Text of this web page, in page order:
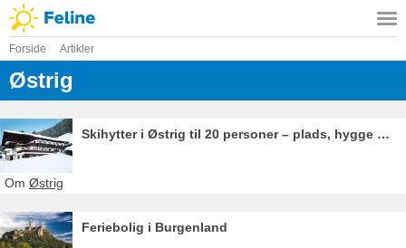
Forside Artikler
Østrig
Skihytter i Østrig til 20 personer – plads, hygge og alpestemning
Om Østrig
Feriebolig i Burgenland